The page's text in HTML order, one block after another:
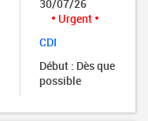
30/07/26
Urgent
CDI
Début : Dès que
possible